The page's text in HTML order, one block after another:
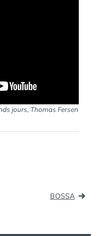
jours, Thomas Fersen
BOSSA